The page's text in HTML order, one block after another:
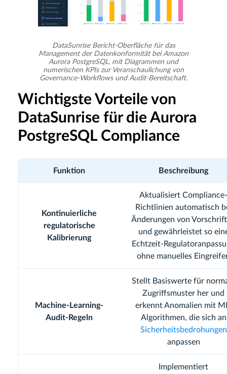
DataSunrise Bericht-Oberfläche für das
Management der Datenkonformität bei Amazon
Aurora PostgreSQL, mit Diagrammen und
numerischen KPIs zur Veranschaulichung von
Governance-Workflows und Audit-Bereitschaft.
Wichtigste Vorteile von
DataSunrise für die Aurora
PostgreSQL Compliance
Funktion Beschreibung
Kontinuierliche
regulatorische
Kalibrierung
Aktualisiert Compliance-
Richtlinien automatisch
Änderungen von
und gewährleistet so
Echtzeit-
ohne manuelles
Machine-Learning-
Audit-Regeln
Stellt Basiswerte für
Zugriffsmuster her und
erkennt Anomalien mit
Algorithmen, die sich an
Sicherheitsbedrohungen
anpassen
Implementiert